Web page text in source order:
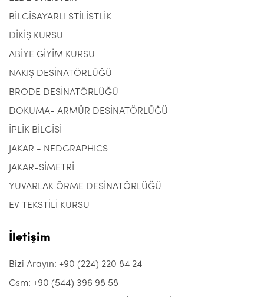
BİLGİSAYARLI STİLİSTLİK
DİKİŞ KURSU
ABİYE GİYİM KURSU
NAKIŞ DESİNATÖRLÜĞÜ
BRODE DESİNATÖRLÜĞÜ
DOKUMA- ARMÜR DESİNATÖRLÜĞÜ
İPLİK BİLGİSİ
JAKAR - NEDGRAPHICS
JAKAR-SİMETRİ
YUVARLAK ÖRME DESİNATÖRLÜĞÜ
EV TEKSTİLİ KURSU
İletişim
Bizi Arayın: +90 (224) 220 84 24
Gsm: +90 (544) 396 98 58